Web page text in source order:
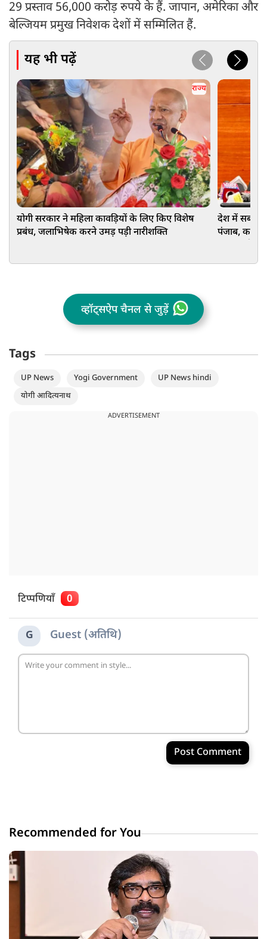
29 प्रस्ताव 56,000 करोड़ रुपये के हैं. जापान, अमेरिका और
बेल्जियम प्रमुख निवेशक देशों में सम्मिलित हैं.
यह भी पढ़ें
राज्य
योगी सरकार ने महिला कावड़ियों के लिए किए विशेष
प्रबंध, जलाभिषेक करने उमड़ पड़ी नारीशक्ति
देश में सबसे
पंजाब, कई
व्हॉट्सऐप चैनल से जुड़ें
Tags
UP News Yogi Government
UP News hindi
योगी आदित्यनाथ
ADVERTISEMENT
टिप्पणियाँ 0
G Guest (अतिथि)
Post Comment
Recommended for You